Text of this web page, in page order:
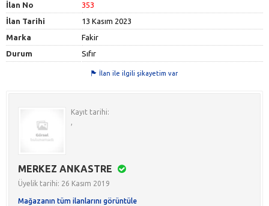
İlan No
353
İlan Tarihi
13 Kasım 2023
Marka
Fakir
Durum
Sıfır
İlan ile ilgili şikayetim var
Kayıt tarihi:
,
MERKEZ ANKASTRE
Üyelik tarihi: 26 Kasım 2019
Mağazanın tüm ilanlarını görüntüle